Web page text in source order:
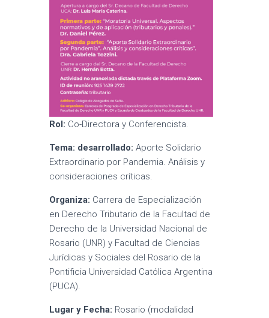
Rol: Co-Directora y Conferencista.
Tema: desarrollado: Aporte Solidario
Extraordinario por Pandemia. Análisis y
consideraciones críticas.
Organiza: Carrera de Especialización
en Derecho Tributario de la Facultad de
Derecho de la Universidad Nacional de
Rosario (UNR) y Facultad de Ciencias
Jurídicas y Sociales del Rosario de la
Pontificia Universidad Católica Argentina
(PUCA).
Lugar y Fecha: Rosario (modalidad